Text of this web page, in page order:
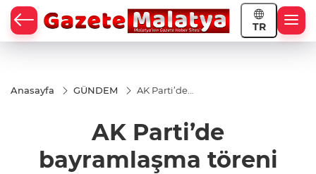
TR
Anasayfa GÜNDEM
AK Parti’de
AK Parti’de
bayramlaşma töreni